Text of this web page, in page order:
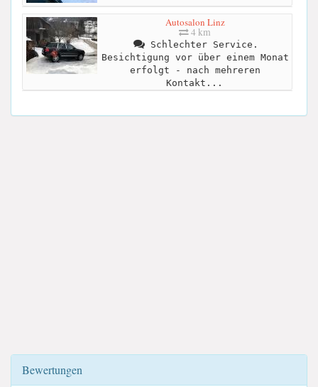
Autosalon Linz
4 km
Schlechter Service.
Besichtigung vor über einem Monat
erfolgt - nach mehreren
Kontakt...
Bewertungen